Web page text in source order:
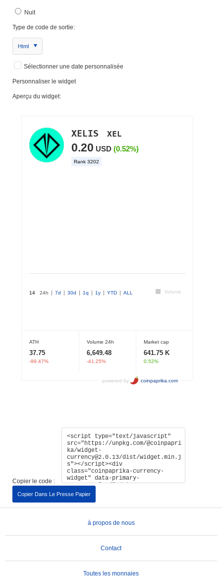
Nuit
Type de code de sortie:
Html
Sélectionner une date personnalisée
Personnaliser le widget
Aperçu du widget:
Copier le code :
Copier Dans Le Presse Papier
à propos de nous
Contact
Toutes les monnaies